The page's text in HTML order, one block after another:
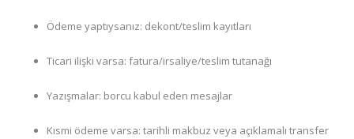
Ödeme yaptıysanız: dekont/teslim kayıtları
Ticari ilişki varsa: fatura/irsaliye/teslim tutanağı
Yazışmalar: borcu kabul eden mesajlar
Kısmi ödeme varsa: tarihli makbuz veya açıklamalı transfer